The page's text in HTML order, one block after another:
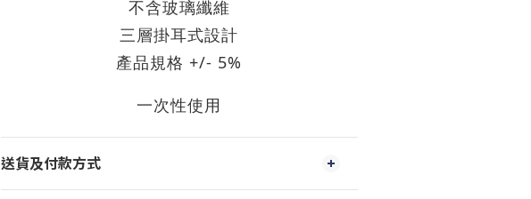
不含玻璃纖維
三層掛耳式設計
產品規格 +/- 5%
一次性使用
送貨及付款方式